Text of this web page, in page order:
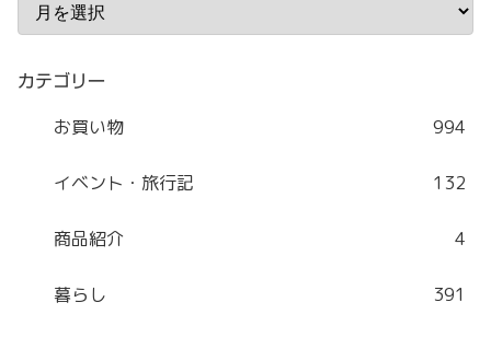
カテゴリー
お買い物 994
イベント・旅行記 132
商品紹介 4
暮らし 391